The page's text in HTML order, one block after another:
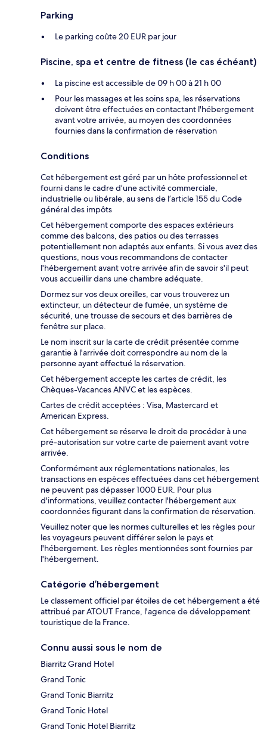
Parking
Le parking coûte 20 EUR par jour
Piscine, spa et centre de fitness (le cas échéant)
La piscine est accessible de 09 h 00 à 21 h 00
Pour les massages et les soins spa, les réservations
doivent être effectuées en contactant l'hébergement
avant votre arrivée, au moyen des coordonnées
fournies dans la confirmation de réservation
Conditions
Cet hébergement est géré par un hôte professionnel et
fourni dans le cadre d’une activité commerciale,
industrielle ou libérale, au sens de l’article 155 du Code
général des impôts
Cet hébergement comporte des espaces extérieurs
comme des balcons, des patios ou des terrasses
potentiellement non adaptés aux enfants. Si vous avez des
questions, nous vous recommandons de contacter
l'hébergement avant votre arrivée afin de savoir s'il peut
vous accueillir dans une chambre adéquate.
Dormez sur vos deux oreilles, car vous trouverez un
extincteur, un détecteur de fumée, un système de
sécurité, une trousse de secours et des barrières de
fenêtre sur place.
Le nom inscrit sur la carte de crédit présentée comme
garantie à l'arrivée doit correspondre au nom de la
personne ayant effectué la réservation.
Cet hébergement accepte les cartes de crédit, les
Chèques-Vacances ANVC et les espèces.
Cartes de crédit acceptées : Visa, Mastercard et
American Express.
Cet hébergement se réserve le droit de procéder à une
pré-autorisation sur votre carte de paiement avant votre
arrivée.
Conformément aux réglementations nationales, les
transactions en espèces effectuées dans cet hébergement
ne peuvent pas dépasser 1000 EUR. Pour plus
d'informations, veuillez contacter l'hébergement aux
coordonnées figurant dans la confirmation de réservation.
Veuillez noter que les normes culturelles et les règles pour
les voyageurs peuvent différer selon le pays et
l'hébergement. Les règles mentionnées sont fournies par
l'hébergement.
Catégorie d’hébergement
Le classement officiel par étoiles de cet hébergement a été
attribué par ATOUT France, l'agence de développement
touristique de la France.
Connu aussi sous le nom de
Biarritz Grand Hotel
Grand Tonic
Grand Tonic Biarritz
Grand Tonic Hotel
Grand Tonic Hotel Biarritz